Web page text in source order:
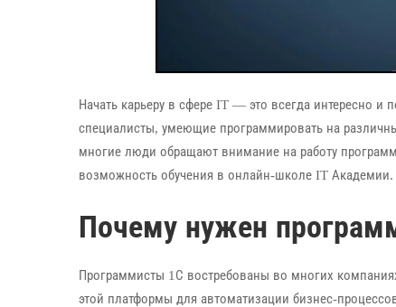
Начать карьеру в сфере IT — это всегда интересно и
специалисты, умеющие программировать на
многие люди обращают внимание на работу
возможность обучения в онлайн-школе IT Академии.
Почему нужен
Программисты 1С востребованы во многих
этой платформы для автоматизации бизнес-